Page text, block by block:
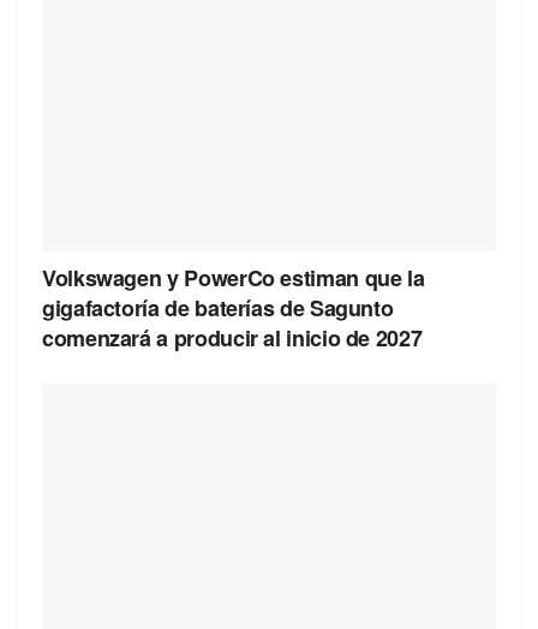
Volkswagen y PowerCo estiman que la
gigafactoría de baterías de Sagunto
comenzará a producir al inicio de 2027